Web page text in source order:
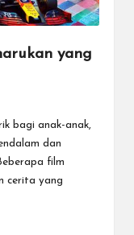
yang
bagi anak-anak,
dan
film
cerita yang